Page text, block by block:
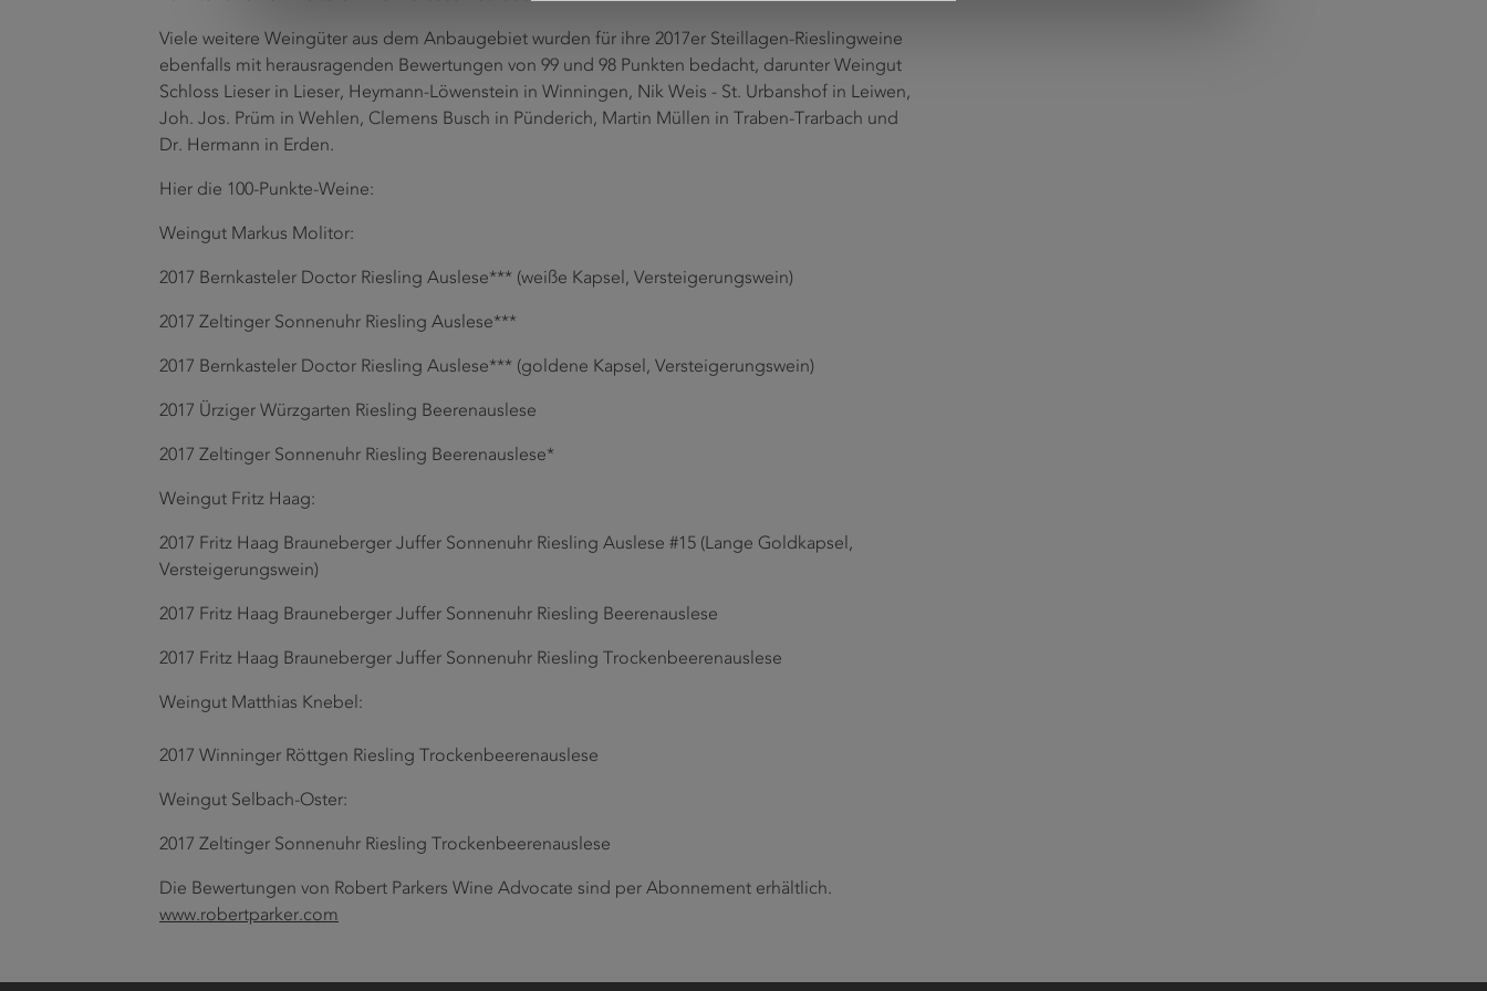
Viele weitere Weingüter aus dem Anbaugebiet wurden für ihre 2017er Steillagen-Rieslingweine
ebenfalls mit herausragenden Bewertungen von 99 und 98 Punkten bedacht, darunter Weingut
Schloss Lieser in Lieser, Heymann-Löwenstein in Winningen, Nik Weis - St. Urbanshof in Leiwen,
Joh. Jos. Prüm in Wehlen, Clemens Busch in Pünderich, Martin Müllen in Traben-Trarbach und
Dr. Hermann in Erden.
Hier die 100-Punkte-Weine:
Weingut Markus Molitor:
2017 Bernkasteler Doctor Riesling Auslese*** (weiße Kapsel, Versteigerungswein)
2017 Zeltinger Sonnenuhr Riesling Auslese***
2017 Bernkasteler Doctor Riesling Auslese*** (goldene Kapsel, Versteigerungswein)
2017 Ürziger Würzgarten Riesling Beerenauslese
2017 Zeltinger Sonnenuhr Riesling Beerenauslese*
Weingut Fritz Haag:
2017 Fritz Haag Brauneberger Juffer Sonnenuhr Riesling Auslese #15 (Lange Goldkapsel,
Versteigerungswein)
2017 Fritz Haag Brauneberger Juffer Sonnenuhr Riesling Beerenauslese
2017 Fritz Haag Brauneberger Juffer Sonnenuhr Riesling Trockenbeerenauslese
Weingut Matthias Knebel:
2017 Winninger Röttgen Riesling Trockenbeerenauslese
Weingut Selbach-Oster:
2017 Zeltinger Sonnenuhr Riesling Trockenbeerenauslese
Die Bewertungen von Robert Parkers Wine Advocate sind per Abonnement erhältlich.
www.robertparker.com